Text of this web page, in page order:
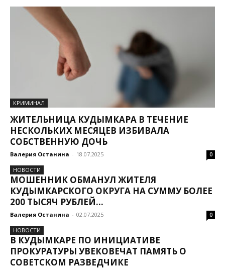
КРИМИНАЛ
ЖИТЕЛЬНИЦА КУДЫМКАРА В ТЕЧЕНИЕ
НЕСКОЛЬКИХ МЕСЯЦЕВ ИЗБИВАЛА
СОБСТВЕННУЮ ДОЧЬ
Валерия Останина - 18.07.2025 0
НОВОСТИ
МОШЕННИК ОБМАНУЛ ЖИТЕЛЯ
КУДЫМКАРСКОГО ОКРУГА НА СУММУ БОЛЕЕ
200 ТЫСЯЧ РУБЛЕЙ...
Валерия Останина - 02.07.2025 0
НОВОСТИ
В КУДЫМКАРЕ ПО ИНИЦИАТИВЕ
ПРОКУРАТУРЫ УВЕКОВЕЧАТ ПАМЯТЬ О
СОВЕТСКОМ РАЗВЕДЧИКЕ